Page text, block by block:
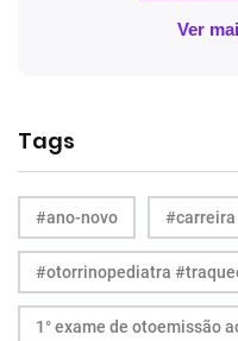
Tags
#ano-novo
#otorrinopediatra
1° exame de otoemissão